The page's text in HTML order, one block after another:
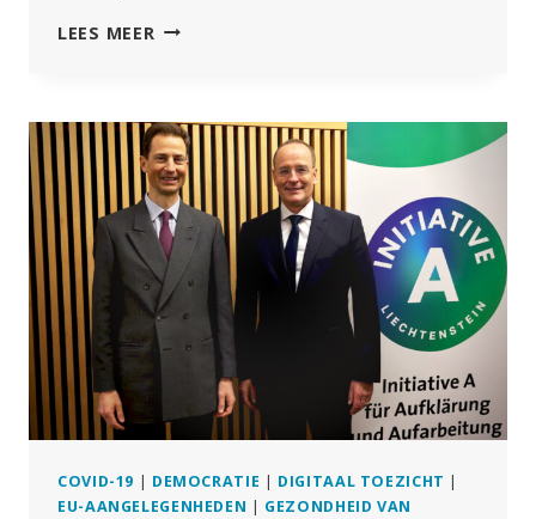
LEES MEER HET
NAAR
EEN
BRAVE
NEW
WORLD:
NIEUWE
AI-
TOOL
VOORSPELT
WIE
VACCIN
WEIGEREN
COVID-19 | DEMOCRATIE | DIGITAAL TOEZICHT |
EU-AANGELEGENHEDEN | GEZONDHEID VAN